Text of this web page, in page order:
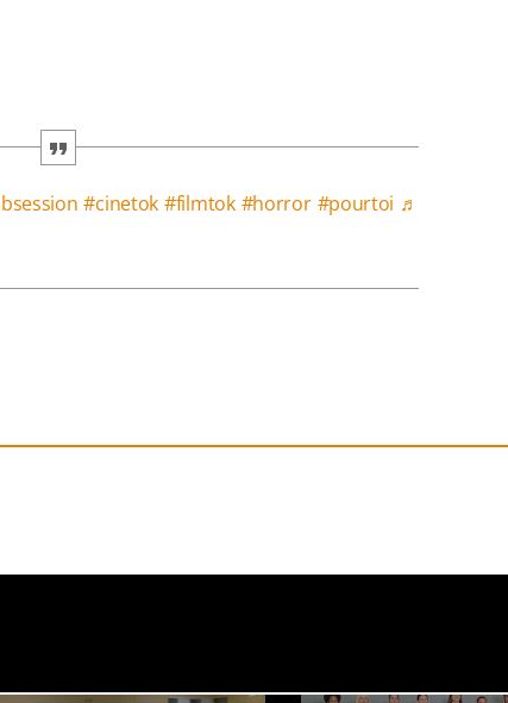
#cinetok #filmtok #horror #pourtoi ♬